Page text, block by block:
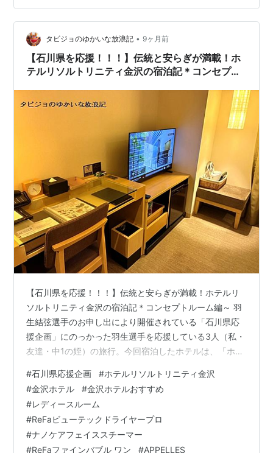
す。 そのため、旅行の準備をする際に、…
タビジョのゆかいな放浪記 • 9ヶ月前
【石川県を応援！！！】伝統と安らぎが満載！ホ
テルリソルトリニティ金沢の宿泊記＊コンセプト
【石川県を応援！！！】伝統と安らぎが満載！ホテルリ
ソルトリニティ金沢の宿泊記＊コンセプトルーム編～ 羽
生結弦選手のお申し出により開催されている「石川県応
援企画」にのっかった羽生選手を応援している3人（私・
友達・中1の姪）の旅行。今回宿泊したホテルは、「ホテ
と金沢城公園の中間地点となる近江町市場にほど近いと
ころにあり、どこに行くにも便利なところにありまし
た。 今回こちらのホテルのコンセプトルーム麗-
kanazawaというレディースルームに宿泊しました。ホテ
ル外観＆ロビー編とルーム編に2回にわけてブログを綴り
#石川県応援企画 #ホテルリソルトリニティ金沢
#金沢ホテル #金沢ホテルおすすめ
#レディースルーム
#ReFaビューテックドライヤープロ
#ナノケアフェイススチーマー
#ReFaファインバブル ワン #APPELLES